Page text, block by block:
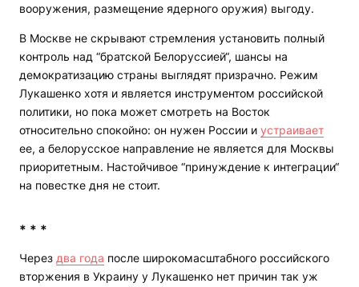
вооружения, размещение ядерного оружия) выгоду.
В Москве не скрывают стремления установить полный
контроль над “братской Белоруссией“, шансы на
демократизацию страны выглядят призрачно. Режим
Лукашенко хотя и является инструментом российской
политики, но пока может смотреть на Восток
относительно спокойно: он нужен России и устраивает
ее, а белорусское направление не является для Москвы
приоритетным. Настойчивое “принуждение к интеграции“
на повестке дня не стоит.
* * *
Через два года после широкомасштабного российского
вторжения в Украину у Лукашенко нет причин так уж